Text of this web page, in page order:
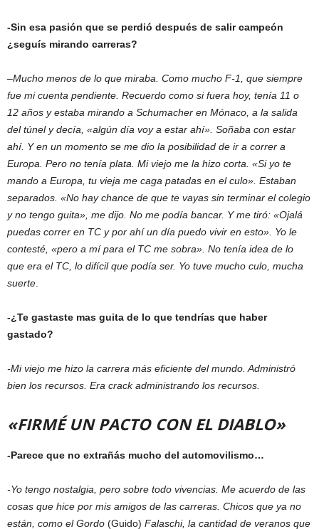
-Sin esa pasión que se perdió después de salir campeón
¿seguís mirando carreras?
–Mucho menos de lo que miraba. Como mucho F-1, que siempre
fue mi cuenta pendiente. Recuerdo como si fuera hoy, tenía 11 o
12 años y estaba mirando a Schumacher en Mónaco, a la salida
del túnel y decía, «algún día voy a estar ahí». Soñaba con estar
ahí. Y en un momento se me dio la posibilidad de ir a correr a
Europa. Pero no tenía plata. Mi viejo me la hizo corta. «Si yo te
mando a Europa, tu vieja me caga patadas en el culo». Estaban
separados. «No hay chance de que te vayas sin terminar el colegio
y no tengo guita», me dijo. No me podía bancar. Y me tiró: «Ojalá
puedas correr en TC y por ahí un día puedo vivir en esto». Yo le
contesté, «pero a mí para el TC me sobra». No tenía idea de lo
que era el TC, lo difícil que podía ser. Yo tuve mucho culo, mucha
suerte.
-¿Te gastaste mas guita de lo que tendrías que haber
gastado?
-Mi viejo me hizo la carrera más eficiente del mundo. Administró
bien los recursos. Era crack administrando los recursos.
«FIRMÉ UN PACTO CON EL DIABLO»
-Parece que no extrañás mucho del automovilismo…
-Yo tengo nostalgia, pero sobre todo vivencias. Me acuerdo de las
cosas que hice por mis amigos de las carreras. Chicos que ya no
están, como el Gordo (Guido) Falaschi, la cantidad de veranos que